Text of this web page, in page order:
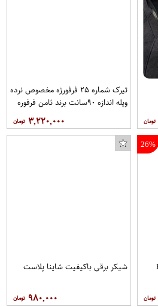
تیرک شماره ۲۵ فرفورژه مخصوص نرده
وپله اندازه ۹۰سانت برند ثامن فرفوره
۳,۲۲۰,۰۰۰
26%
شیکر برقی باکیفیت شاینا پلاست
۹۸۰,۰۰۰